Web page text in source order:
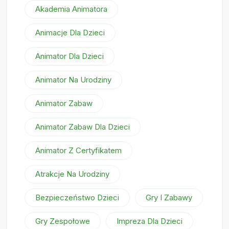
Akademia Animatora
Animacje Dla Dzieci
Animator Dla Dzieci
Animator Na Urodziny
Animator Zabaw
Animator Zabaw Dla Dzieci
Animator Z Certyfikatem
Atrakcje Na Urodziny
Bezpieczeństwo Dzieci Gry I Zabawy
Gry Zespołowe Impreza Dla Dzieci